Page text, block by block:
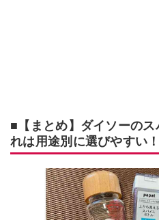
■【まとめ】ダイソーの
れは用途別に選びやすい！